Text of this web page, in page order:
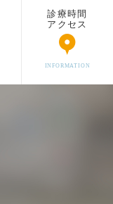
診療時間
アクセス
INFORMATION